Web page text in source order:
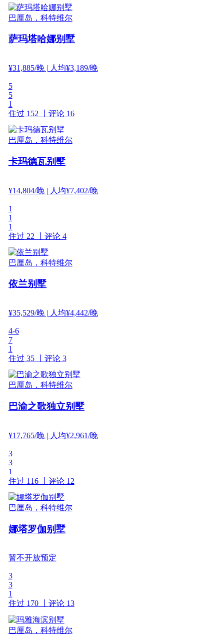
巴厘岛，科特维尔
萨玛塔哈娜别墅
¥31,885/晚| 人均¥3,189/晚
5
5
1
住过 152 丨 评论 16
巴厘岛，科特维尔
卡玛德瓦别墅
¥14,804/晚| 人均¥7,402/晚
1
1
1
住过 22 丨 评论 4
巴厘岛，科特维尔
依兰别墅
¥35,529/晚| 人均¥4,442/晚
4-6
7
1
住过 35 丨 评论 3
巴厘岛，科特维尔
巴渝之歌独立别墅
¥17,765/晚| 人均¥2,961/晚
3
3
1
住过 116 丨 评论 12
巴厘岛，科特维尔
娜塔罗伽别墅
暂不开放预定
3
3
1
住过 170 丨 评论 13
巴厘岛，科特维尔